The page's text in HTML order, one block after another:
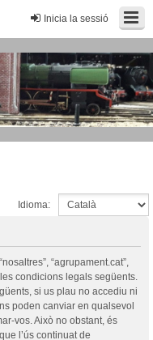
Inicia la sessió
Idioma:
“agrupament.cat”,
condicions legals següents.
si us plau no accediu ni
poden canviar en qualsevol
vos. Això no obstant, és
l’ús continuat de